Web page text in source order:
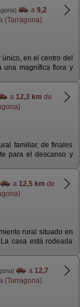
a 9,2
(Tarragona)
en el centro del
una magnífica flora y
a 12,3 km de
familiar, de finales
para el descanso y
a 12,5 km de
rural situado en
casa está rodeada
a 12,7
(Tarragona)